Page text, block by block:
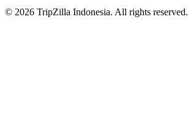
© 2026 TripZilla Indonesia. All rights reserved.